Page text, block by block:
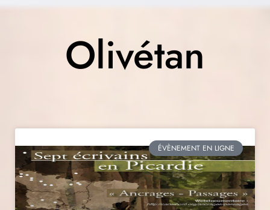
Olivétan
ÉVÈNEMENT EN LIGNE